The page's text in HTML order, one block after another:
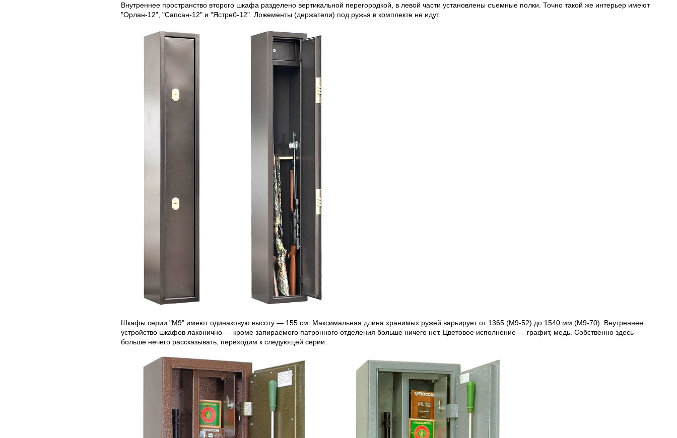
Внутреннее пространство второго шкафа разделено вертикальной перегородкой, в левой части установлены съемные полки. Точно такой же интерьер имеют
"Орлан-12", "Сапсан-12" и "Ястреб-12". Ложементы (держатели) под ружья в комплекте не идут.
Шкафы серии "М9" имеют одинаковую высоту — 155 см. Максимальная длина хранимых ружей варьирует от 1365 (М9-52) до 1540 мм (М9-70). Внутреннее
устройство шкафов лаконично — кроме запираемого патронного отделения больше ничего нет. Цветовое исполнение — графит, медь. Собственно здесь
больше нечего рассказывать, переходим к следующей серии.